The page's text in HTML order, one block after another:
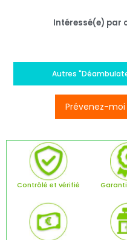
Intéressé(e) par
Autres
Prévenez-
Contrôlé et vérifié